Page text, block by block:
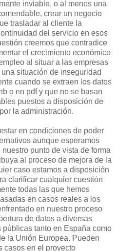
inviable, o al menos una
crear un negocio
trasladar al cliente la
del servicio en esos
creemos que contradice
el crecimiento económico
al situar a las empresas
situación de inseguridad
cuando se extraen los datos
o en pdf y que no se basan
puestos a disposición de
la administración.
en condiciones de poder
aunque esperamos
punto de vista de forma
al proceso de mejora de la
caso estamos a disposición
clarificar cualquier cuestión
todas las que hemos
en casos reales a los
en nuestro proceso
de datos a diversas
públicas tanto en España como
la Unión Europea. Pueden
casos en el proyecto